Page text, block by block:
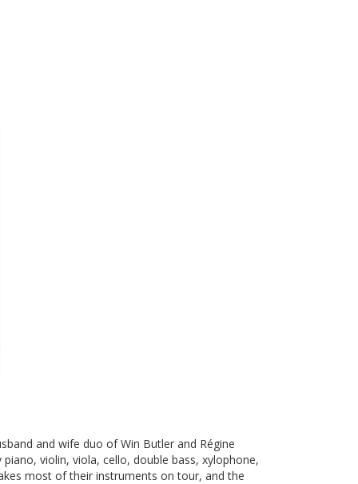
and wife duo of Win Butler and Régine
violin, viola, cello, double bass, xylophone,
most of their instruments on tour, and the